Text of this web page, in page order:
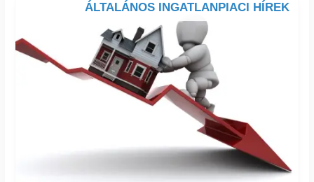
ÁLTALÁNOS INGATLANPIACI HÍREK